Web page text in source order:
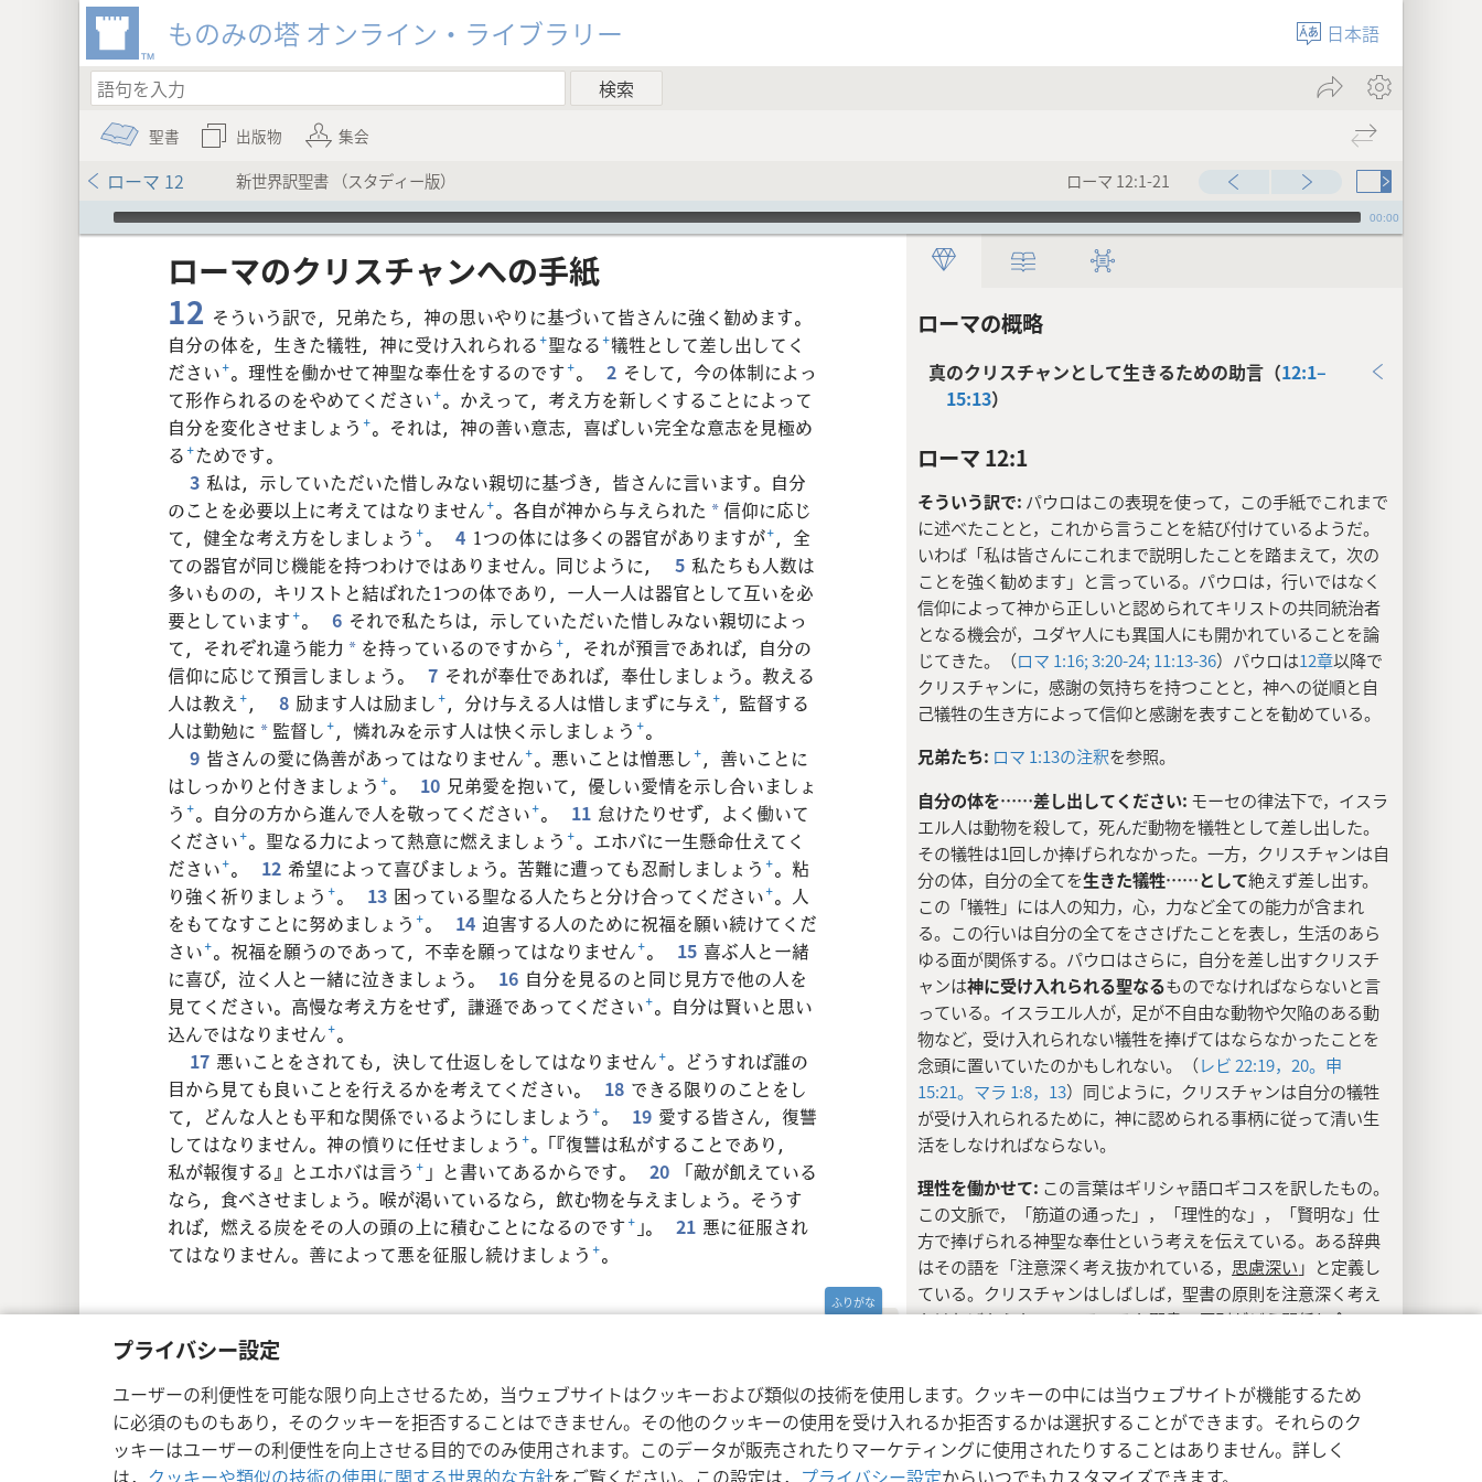
プライバシー設定
ユーザーの利便性を可能な限り向上させるため，当ウェブサイトはクッキーおよび類似の技術を使用します。クッキーの中には当ウェブサイトが機能するため
に必須のものもあり，そのクッキーを拒否することはできません。その他のクッキーの使用を受け入れるか拒否するかは選択することができます。それらのク
ッキーはユーザーの利便性を向上させる目的でのみ使用されます。このデータが販売されたりマーケティングに使用されたりすることはありません。詳しく
は， クッキーや類似の技術の使用に関する世界的な方針をご覧ください。この設定は， プライバシー設定からいつでもカスタマイズできます。
ものみの塔 オンライン・ライブラリー 日本語
聖書 出版物 集会
ローマ 12 新世界訳聖書 （スタディー版） ローマ 12:1-21
Audio Player 00:00
ローマの概略
真のクリスチャンとして生きるための助言（12:1–
15:13）
ローマ 12:1
そういう訳で: パウロはこの表現を使って，この手紙でこれまで
に述べたことと，これから言うことを結び付けているようだ。
いわば「私は皆さんにこれまで説明したことを踏まえて，次の
ことを強く勧めます」と言っている。パウロは，行いではなく
信仰によって神から正しいと認められてキリストの共同統治者
となる機会が，ユダヤ人にも異国人にも開かれていることを論
じてきた。（ロマ 1:16;3:20-24; 11:13-36）パウロは12章以降で
クリスチャンに，感謝の気持ちを持つことと，神への従順と自
己犠牲の生き方によって信仰と感謝を表すことを勧めている。
兄弟たち: ロマ 1:13の注釈を参照。
自分の体を……差し出してください: モーセの律法下で，イスラ
エル人は動物を殺して，死んだ動物を犠牲として差し出した。
その犠牲は1回しか捧げられなかった。一方，クリスチャンは自
分の体，自分の全てを生きた犠牲……として絶えず差し出す。
この「犠牲」には人の知力，心，力など全ての能力が含まれ
る。この行いは自分の全てをささげたことを表し，生活のあら
ゆる面が関係する。パウロはさらに，自分を差し出すクリスチ
ャンは神に受け入れられる聖なるものでなければならないと言
っている。イスラエル人が，足が不自由な動物や欠陥のある動
物など，受け入れられない犠牲を捧げてはならなかったことを
念頭に置いていたのかもしれない。（レビ 22:19，20。 申
15:21。 マラ 1:8， 13）同じように，クリスチャンは自分の犠牲
が受け入れられるために，神に認められる事柄に従って清い生
活をしなければならない。
理性を働かせて: この言葉はギリシャ語ロギコスを訳したもの。
この文脈で，「筋道の通った」，「理性的な」，「賢明な」仕
方で捧げられる神聖な奉仕という考えを伝えている。ある辞典
はその語を「注意深く考え抜かれている， 思慮深い 」と定義し
ている。クリスチャンはしばしば，聖書の原則を注意深く考え
なければならない。いろいろな聖書の原則がどう関係し合って
に喜ばれ祝福されるバランスの取れた決定をすることができ
る。このような崇拝の仕方は，クリスチャンになった多くのユ
ダヤ人にとって新しいものだった。それまでは口頭伝承によっ
ローマ​の​クリスチャン​へ​の​手紙
12 そういう訳で，兄弟たち，神の思いやりに基づいて皆さんに強く勧めます。
自分の体を，生きた犠牲，神に受け入れられる+聖なる+犠牲として差し出してく
ださい+。理性を働かせて神聖な奉仕をするのです+。 2 そして，今の体制によっ
て形作られるのをやめてください+。かえって，考え方を新しくすることによって
自分を変化させましょう +。それは，神の善い意志，喜ばしい完全な意志を見極め
る+ためです。
3 私は，示していただいた惜しみない親切に基づき，皆さんに言います。自分
のことを必要以上に考えてはなりません+。各自が神から与えられた * 信仰に応じ
て，健全な考え方をしましょう +。 4 1つの体には多くの器官がありますが+，全
ての器官が同じ機能を持つわけではありません。同じように，
5 私たちも人数は
多いものの，キリストと結ばれた1つの体であり，一人一人は器官として互いを必
要としています+。 6 それで私たちは，示していただいた惜しみない親切によっ
て，それぞれ違う能力 * を持っているのですから+，それが預言であれば，自分の
信仰に応じて預言しましょう。
7 それが奉仕であれば，奉仕しましょう。教える
人は教え+， 8 励ます人は励まし+，分け与える人は惜しまずに与え+，監督する
人は勤勉に * 監督し+，憐れみを示す人は快く示しましょう +。
9 皆さんの愛に偽善があってはなりません+。悪いことは憎悪し+，善いことに
はしっかりと付きましょう +。 10 兄弟愛を抱いて，優しい愛情を示し合いましょ
う +。自分の方から進んで人を敬ってください+。 11 怠けたりせず，よく働いて
ください+。聖なる力によって熱意に燃えましょう +。エホバに一生懸命仕えてく
ださい+。 12 希望によって喜びましょう。苦難に遭っても忍耐しましょう +。粘
り強く祈りましょう +。 13 困っている聖なる人たちと分け合ってください+。人
をもてなすことに努めましょう +。 14 迫害する人のために祝福を願い続けてくだ
さい+。祝福を願うのであって，不幸を願ってはなりません+。 15 喜ぶ人と一緒
に喜び，泣く人と一緒に泣きましょう。
16 自分を見るのと同じ見方で他の人を
見てください。高慢な考え方をせず，謙遜であってください+。自分は賢いと思い
込んではなりません+。
17 悪いことをされても，決して仕返しをしてはなりません+。どうすれば誰の
目から見ても良いことを行えるかを考えてください。
18 できる限りのことをし
て，どんな人とも平和な関係でいるようにしましょう +。 19 愛する皆さん，復讐
してはなりません。神の憤りに任せましょう +。「『復讐は私がすることであり，
私が報復する』とエホバは言う + 」と書いてあるからです。 20
「敵が飢えている
なら，食べさせましょう。喉が渇いているなら，飲む物を与えましょう。そうす
れば，燃える炭をその人の頭の上に積むことになるのです+ 」。 21 悪に征服され
てはなりません。善によって悪を征服し続けましょう +。